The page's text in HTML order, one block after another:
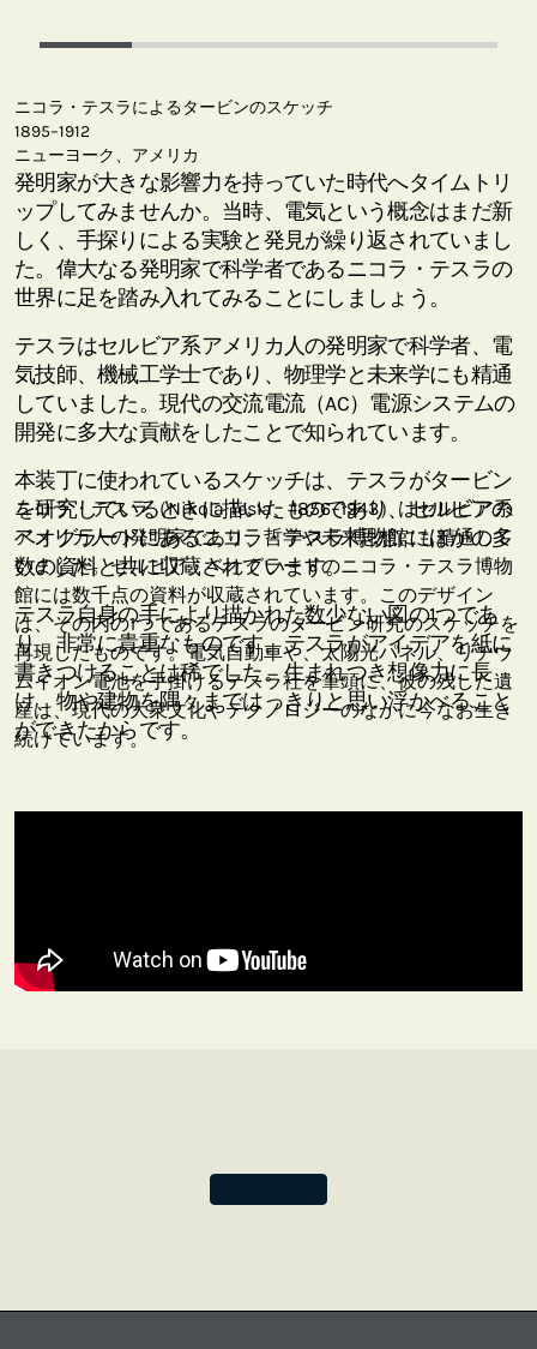
ニコラ・テスラによるタービンのスケッチ
1895–1912
ニューヨーク、アメリカ
発明家が大きな影響力を持っていた時代へタイムトリ
ップしてみませんか。当時、電気という概念はまだ新
しく、手探りによる実験と発見が繰り返されていまし
た。偉大なる発明家で科学者であるニコラ・テスラの
世界に足を踏み入れてみることにしましょう。
テスラはセルビア系アメリカ人の発明家で科学者、電
気技師、機械工学士であり、物理学と未来学にも精通
していました。現代の交流電流（AC）電源システムの
開発に多大な貢献をしたことで知られています。
本装丁に使われているスケッチは、テスラがタービン
を研究しているときに描いたものであり、セルビアの
ベオグラードにあるニコラ・テスラ博物館にほかの多
数の資料と共に収蔵されています。
テスラ自身の手により描かれた数少ない図の1つであ
り、非常に貴重なものです。テスラがアイデアを紙に
書きつけることは稀でした。生まれつき想像力に長
け、物や建物を隅々まではっきりと思い浮かべること
ができたからです。
ーの中に深く根付いています。その筆頭にあげられる
ら語っているように、「三度の飯より本が好き」でし
た。
ニコラ・テスラ（Nikola Tesla、1856–1943）はセルビア系
アメリカ人の発明家であり、哲学や未来思想にも精通して
いました。セルビア・ベオグラードのニコラ・テスラ博物
館には数千点の資料が収蔵されています。このデザイン
は、その内の1つであるテスラのタービン研究のスケッチを
再現したものです。電気自動車や、太陽光パネル、リチウ
ムイオン電池を手掛けるテスラ社を筆頭に、彼の残した遺
産は、現代の大衆文化やテクノロジーのなかに今なお生き
続けています。